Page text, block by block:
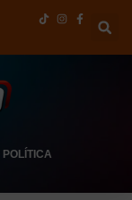
POLÍTICA